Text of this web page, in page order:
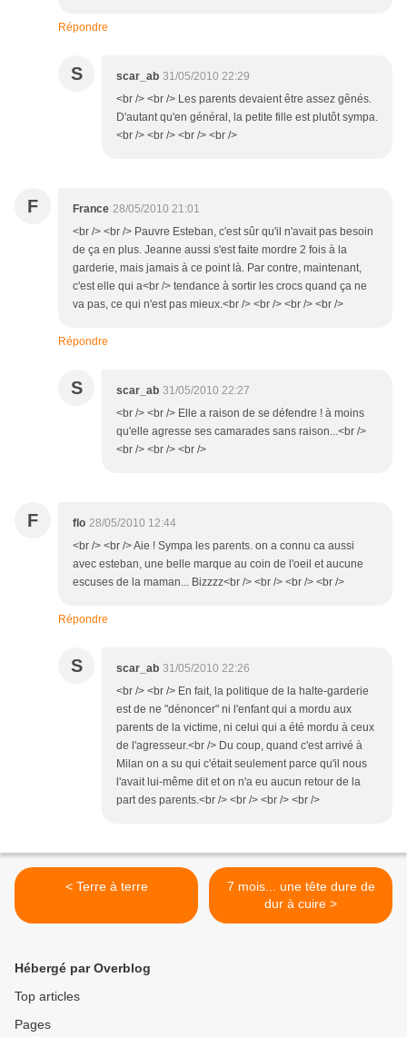
Répondre
S scar_ab 31/05/2010 22:29
<br /> <br /> Les parents devaient être assez gênés.
D'autant qu'en général, la petite fille est plutôt sympa.
<br /> <br /> <br /> <br />
F France 28/05/2010 21:01
<br /> <br /> Pauvre Esteban, c'est sûr qu'il n'avait pas besoin
de ça en plus. Jeanne aussi s'est faite mordre 2 fois à la
garderie, mais jamais à ce point là. Par contre, maintenant,
c'est elle qui a<br /> tendance à sortir les crocs quand ça ne
va pas, ce qui n'est pas mieux.<br /> <br /> <br /> <br />
Répondre
S scar_ab 31/05/2010 22:27
<br /> <br /> Elle a raison de se défendre ! à moins
qu'elle agresse ses camarades sans raison...<br />
<br /> <br /> <br />
F flo 28/05/2010 12:44
<br /> <br /> Aie ! Sympa les parents. on a connu ca aussi
avec esteban, une belle marque au coin de l'oeil et aucune
escuses de la maman... Bizzzz<br /> <br /> <br /> <br />
Répondre
S scar_ab 31/05/2010 22:26
<br /> <br /> En fait, la politique de la halte-garderie
est de ne "dénoncer" ni l'enfant qui a mordu aux
parents de la victime, ni celui qui a été mordu à ceux
de l'agresseur.<br /> Du coup, quand c'est arrivé à
Milan on a su qui c'était seulement parce qu'il nous
l'avait lui-même dit et on n'a eu aucun retour de la
part des parents.<br /> <br /> <br /> <br />
< Terre à terre
7 mois... une tête dure de
dur à cuire >
Hébergé par Overblog
Top articles
Pages